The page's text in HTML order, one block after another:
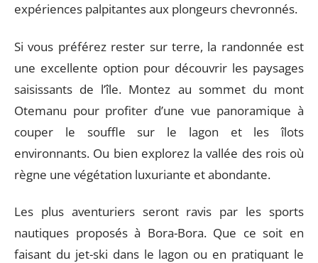
expériences palpitantes aux plongeurs chevronnés.
Si vous préférez rester sur terre, la randonnée est
une excellente option pour découvrir les paysages
saisissants de l’île. Montez au sommet du mont
Otemanu pour profiter d’une vue panoramique à
couper le souffle sur le lagon et les îlots
environnants. Ou bien explorez la vallée des rois où
règne une végétation luxuriante et abondante.
Les plus aventuriers seront ravis par les sports
nautiques proposés à Bora-Bora. Que ce soit en
faisant du jet-ski dans le lagon ou en pratiquant le